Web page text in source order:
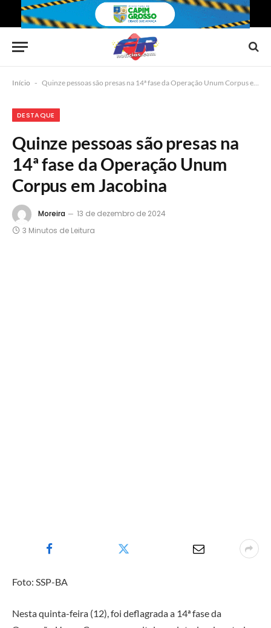
Início - Quinze pessoas são presas na 14ª fase da Operação Unum Corpus em Jacobina
DESTAQUE
Quinze pessoas são presas na
14ª fase da Operação Unum
Corpus em Jacobina
Moreira
13 de dezembro de 2024
3 Minutos de Leitura
Foto: SSP-BA
Nesta quinta-feira (12), foi deflagrada a 14ª fase da